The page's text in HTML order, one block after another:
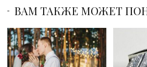
ВАМ ТАКЖЕ МОЖЕТ